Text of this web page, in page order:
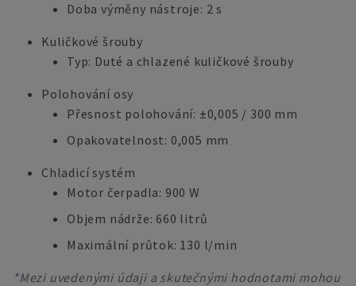
Doba výměny nástroje: 2 s
Kuličkové šrouby
Typ: Duté a chlazené kuličkové šrouby
Polohování osy
Přesnost polohování: ±0,005 / 300 mm
Opakovatelnost: 0,005 mm
Chladicí systém
Motor čerpadla: 900 W
Objem nádrže: 660 litrů
Maximální průtok: 130 l/min
*Mezi uvedenými údaji a skutečnými hodnotami mohou